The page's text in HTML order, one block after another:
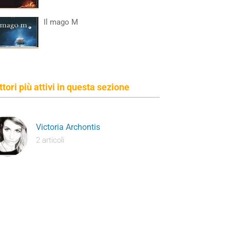
Il mago M
più attivi in questa sezione
Victoria Archontis
2 articoli